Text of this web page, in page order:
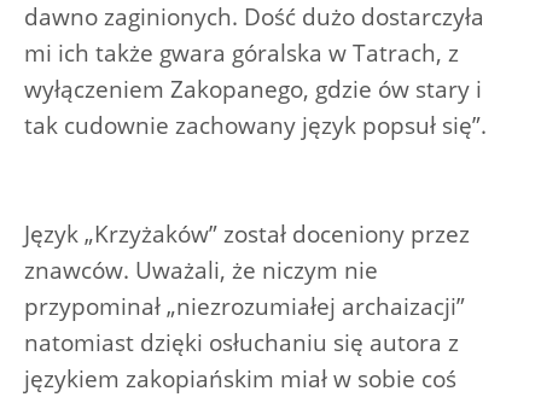
dawno zaginionych. Dość dużo dostarczyła
mi ich także gwara góralska w Tatrach, z
wyłączeniem Zakopanego, gdzie ów stary i
tak cudownie zachowany język popsuł się”.
Język „Krzyżaków” został doceniony przez
znawców. Uważali, że niczym nie
przypominał „niezrozumiałej archaizacji”
natomiast dzięki osłuchaniu się autora z
językiem zakopiańskim miał w sobie coś